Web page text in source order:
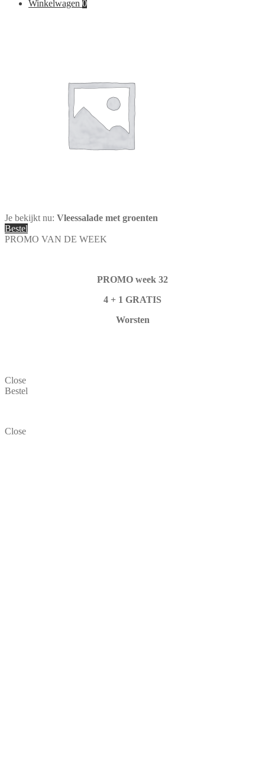
Winkelwagen 0
Je bekijkt nu: Vleessalade met groenten
Bestel
PROMO VAN DE WEEK
PROMO week 32
4 + 1 GRATIS
Worsten
Close
Bestel
Close